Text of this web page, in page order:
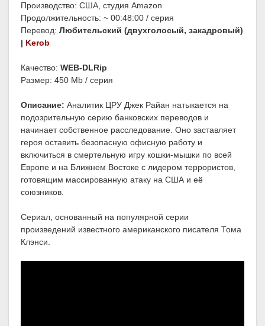
Производство: США, студия Amazon
Продолжительность: ~ 00:48:00 / серия
Перевод: Любительский (двухголосый, закадровый)
| Kerob
Качество: WEB-DLRip
Размер: 450 Mb / серия
Описание: Аналитик ЦРУ Джек Райан натыкается на
подозрительную серию банковских переводов и
начинает собственное расследование. Оно заставляет
героя оставить безопасную офисную работу и
включиться в смертельную игру кошки-мышки по всей
Европе и на Ближнем Востоке с лидером террористов,
готовящим массированную атаку на США и её
союзников.
Сериал, основанный на популярной серии
произведений известного американского писателя Тома
Клэнси.